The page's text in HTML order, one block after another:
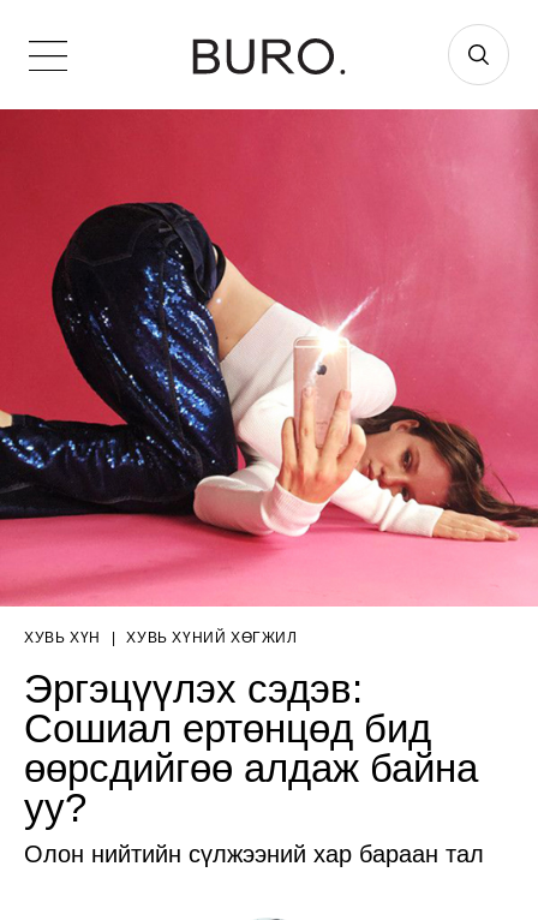
ХУВЬ ХҮН ХУВЬ ХҮНИЙ ХӨГЖИЛ
Эргэцүүлэх сэдэв:
Сошиал ертөнцөд бид
өөрсдийгөө алдаж байна
уу?
Олон нийтийн сүлжээний хар бараан тал